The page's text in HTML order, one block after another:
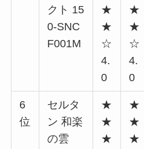
クト 15
0-SNC
F001M
★
★
☆
4.
0
★
★
☆
4.
0
6
位
セルタ
ン 和楽
の雲
★
★
★
★
★
★